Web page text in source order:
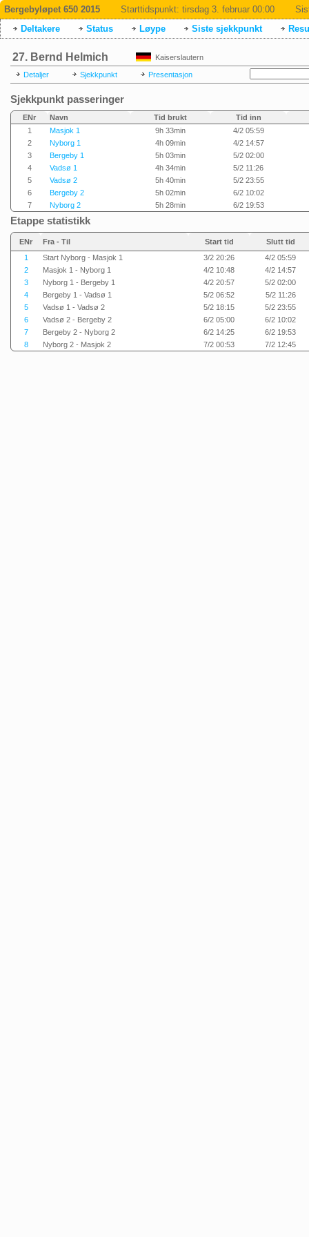
Bergebyløpet 650 2015 Starttidspunkt: tirsdag 3. februar 00:00
Deltakere
Status Løype Siste sjekkpunkt
27. Bernd Helmich Kaiserslautern
Detaljer Sjekkpunkt Presentasjon
Sjekkpunkt passeringer
ENr Navn Tid brukt
Tid inn
1
Masjok 1 9h 33min 4/2 05:59
2
Nyborg 1 4h 09min 4/2 14:57
3
Bergeby 1 5h 03min 5/2 02:00
4
Vadsø 1 4h 34min 5/2 11:26
5
Vadsø 2 5h 40min 5/2 23:55
6
Bergeby 2 5h 02min 6/2 10:02
7
Nyborg 2 5h 28min 6/2 19:53
Etappe statistikk
ENr Fra - Til Start tid
Slutt tid
1
Start Nyborg - Masjok 1 3/2 20:26
4/2 05:59
2
Masjok 1 - Nyborg 1 4/2 10:48
4/2 14:57
3
Nyborg 1 - Bergeby 1 4/2 20:57
5/2 02:00
4
Bergeby 1 - Vadsø 1 5/2 06:52
5/2 11:26
5
Vadsø 1 - Vadsø 2 5/2 18:15
5/2 23:55
6
Vadsø 2 - Bergeby 2 6/2 05:00
6/2 10:02
7
Bergeby 2 - Nyborg 2 6/2 14:25
6/2 19:53
8
Nyborg 2 - Masjok 2 7/2 00:53 7/2 12:45